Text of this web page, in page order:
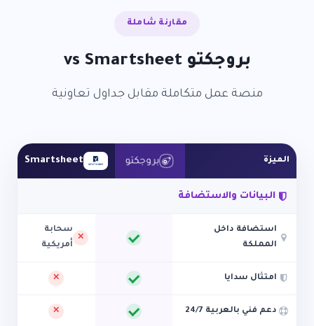
مقارنة شاملة
بروجكتو vs Smartsheet
منصة عمل متكاملة مقابل جداول تعاونية
الميزة Smartsheet
البيانات والاستضافة
استضافة داخل
المملكة
سحابة
أمريكية
امتثال سدايا
دعم فني بالعربية 24/7